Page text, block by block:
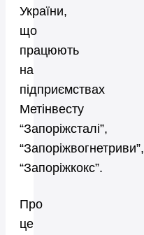
України,
що
працюють
на
підприємствах
Метінвесту
“Запоріжсталі”,
“Запоріжвогнетриви”,
“Запоріжкокс”.
Про
це